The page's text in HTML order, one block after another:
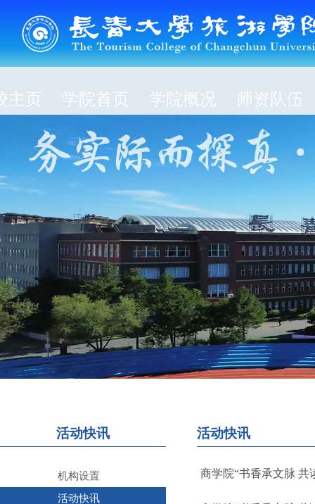
主页 学院首页 学院概况 师资队伍
活动快讯
机构设置
活动快讯
活动快讯
商学院“书香承文脉 共